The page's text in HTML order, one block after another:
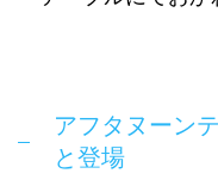
アフタヌーン
と登場